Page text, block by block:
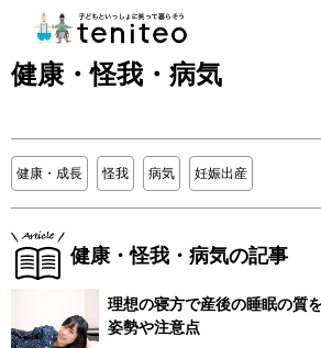
健康・怪我・病気
健康・成長 怪我 病気 妊娠出産
健康・怪我・病気の記事
理想の寝方で産後の睡眠の質
姿勢や注意点